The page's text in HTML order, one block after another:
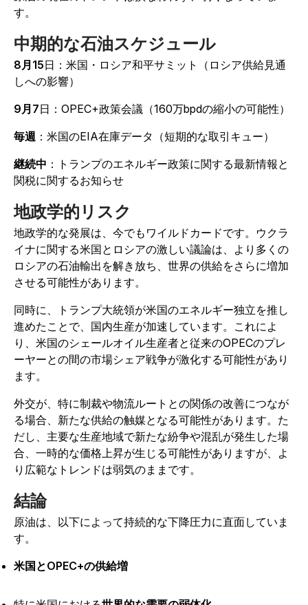
す。
中期的な石油スケジュール
8月15日：米国・ロシア和平サミット（ロシア供給見通
しへの影響）
9月7日：OPEC+政策会議（160万bpdの縮小の可能性）
毎週 ：米国のEIA在庫データ（短期的な取引キュー）
継続中 ：トランプのエネルギー政策に関する最新情報と
関税に関するお知らせ
地政学的リスク
地政学的な発展は、今でもワイルドカードです。ウクラ
イナに関する米国とロシアの激しい議論は、より多くの
ロシアの石油輸出を解き放ち、世界の供給をさらに増加
させる可能性があります。
同時に、トランプ大統領が米国のエネルギー独立を推し
進めたことで、国内生産が加速しています。これによ
り、米国のシェールオイル生産者と従来のOPECのプレ
ーヤーとの間の市場シェア戦争が激化する可能性があり
ます。
外交が、特に制裁や物流ルートとの関係の改善につなが
る場合、新たな供給の触媒となる可能性があります。た
だし、主要な生産地域で新たな紛争や混乱が発生した場
合、一時的な価格上昇が生じる可能性がありますが、よ
り広範なトレンドは弱気のままです。
結論
原油は、以下によって持続的な下降圧力に直面していま
す。
米国とOPEC+の供給増